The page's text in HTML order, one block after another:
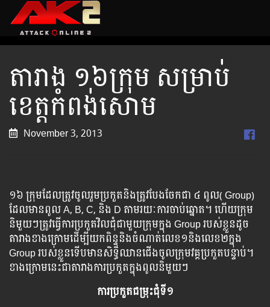
តារាង ១៦ក្រុម សម្រាប់
ខេត្តកំពង់សោម
November 3, 2013
១៦ ​ក្រុម​ដែល​ត្រូវ​ចូល​រួម​ប្រ​កួត​​និង​ត្រូវ​បែង​​ចែក​ជា​ ៤ ពូល​( Group)
ដែលមាន​ពូល A, B, C, និង D តាម​រយៈ​ការ​ចាប់​ឆ្នោត​។ ​ហើយក្រុម​
និមួយៗ​​ត្រូវ​ធ្វើ​ការ​ប្រកួត​វិល​ជុំជាមួយក្រុម​​ក្នុង​ Group របស់​ខ្លួន​ដូច​
តារាង​ខាង​ក្រោម​ដើម្បី​យក​ពិន្ទុ​និង​ចំណាត់​លេខ១និង​លេខ​២​​ក្នុង
Group របស់​ខ្លួន​ទើប​មាន​សិទ្ធិ​ឈាន​ជើង​ចូល​ក្រុម​វគ្គ​​ប្រកួត​បន្ទាប់។​
ខាង​ក្រោម​នេះ​ជា​តារាង​ការ​ប្រកួត​ក្នុង​ពូល​និមួយៗ​
ការប្រកួតជម្រុះ​ជុំទី១